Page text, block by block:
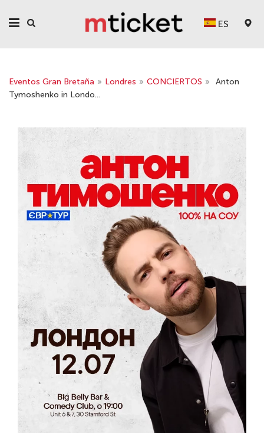
ES
Eventos Gran Bretaña » Londres » CONCIERTOS »
Anton
Tymoshenko in Londo...